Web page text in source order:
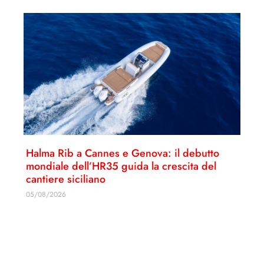
Halma Rib a Cannes e Genova: il debutto
mondiale dell’HR35 guida la crescita del
cantiere siciliano
05/08/2026